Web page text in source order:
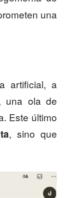
una
artificial, a
una ola de
Este último
, sino que